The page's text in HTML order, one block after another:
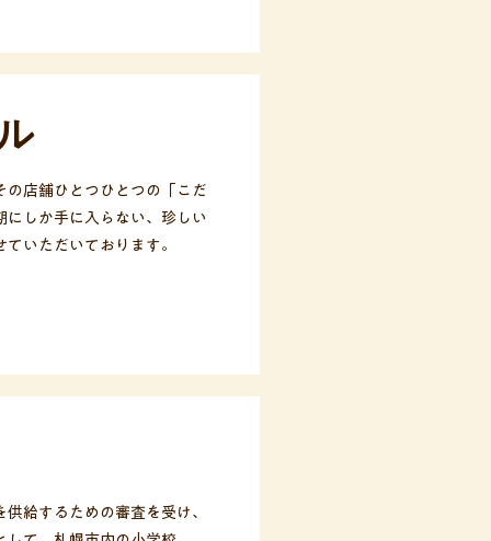
の店舗ひとつひとつの「こだ
しか手に入らない、珍しい
いただいております。
給するための審査を受け、